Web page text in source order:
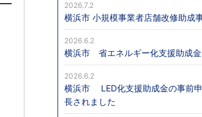
横浜市 小規模事業者店舗改修助成
2026.7.2
横浜市 省エネルギー化支援助成金
2026.6.2
横浜市 LED化支援助成金の事前
長されました
2026.6.2